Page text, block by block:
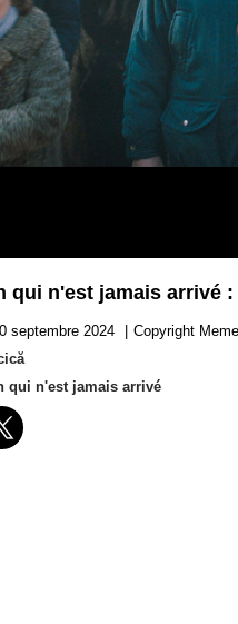
qui n'est jamais arrivé
septembre 2024
Copyright
qui n'est jamais arrivé